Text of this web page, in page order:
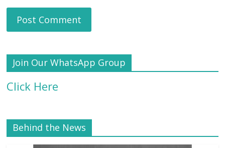
Join Our WhatsApp Group
Click Here
Behind the News